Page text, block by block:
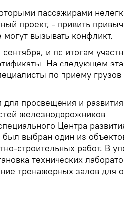
пассажирами
проект, - привить
вызывать конфликт.
и по итогам
На следующем
по приему грузов
просвещения и развития
железнодорожников
Центра
выбран один из
строительных работ. В
технических
тренажерных залов для